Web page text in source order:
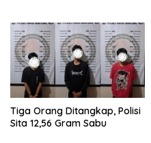
Tiga Orang Ditangkap, Polisi
Sita 12,56 Gram Sabu